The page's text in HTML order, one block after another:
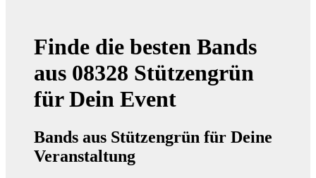
Finde die besten Bands
aus 08328 Stützengrün
für Dein Event
Bands aus Stützengrün für Deine
Veranstaltung